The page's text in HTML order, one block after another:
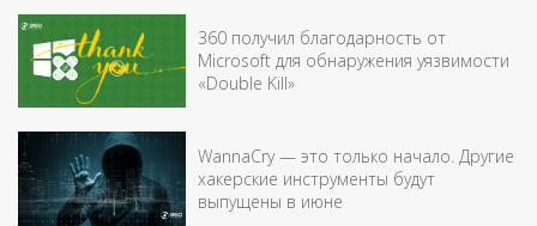
360 получил благодарность от
Microsoft для обнаружения уязвимости
«Double Kill»
WannaCry — это только начало. Другие
хакерские инструменты будут
выпущены в июне